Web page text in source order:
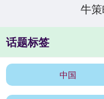
牛
话题标签
中国